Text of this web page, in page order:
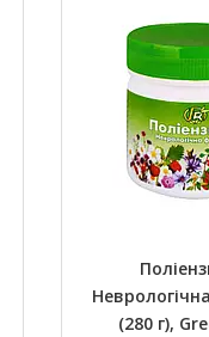
(280 г),